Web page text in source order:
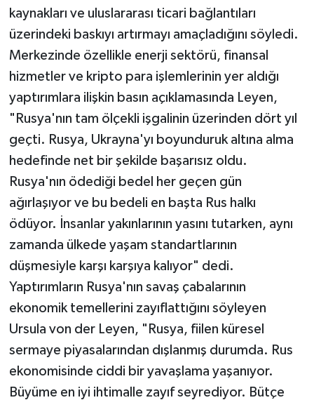
kaynakları ve uluslararası ticari bağlantıları
üzerindeki baskıyı artırmayı amaçladığını söyledi.
Merkezinde özellikle enerji sektörü, finansal
hizmetler ve kripto para işlemlerinin yer aldığı
yaptırımlara ilişkin basın açıklamasında Leyen,
"Rusya'nın tam ölçekli işgalinin üzerinden dört yıl
geçti. Rusya, Ukrayna'yı boyunduruk altına alma
hedefinde net bir şekilde başarısız oldu.
Rusya'nın ödediği bedel her geçen gün
ağırlaşıyor ve bu bedeli en başta Rus halkı
ödüyor. İnsanlar yakınlarının yasını tutarken, aynı
zamanda ülkede yaşam standartlarının
düşmesiyle karşı karşıya kalıyor" dedi.
Yaptırımların Rusya'nın savaş çabalarının
ekonomik temellerini zayıflattığını söyleyen
Ursula von der Leyen, "Rusya, fiilen küresel
sermaye piyasalarından dışlanmış durumda. Rus
ekonomisinde ciddi bir yavaşlama yaşanıyor.
Büyüme en iyi ihtimalle zayıf seyrediyor. Bütçe